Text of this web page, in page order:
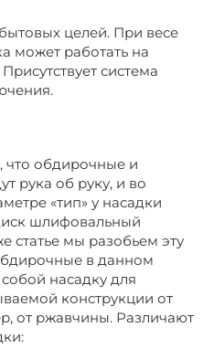
целей. При весе
может работать на
система
что обдирочные и
рука об руку, и во
«тип» у насадки
шлифовальный
статье мы разобьем эту
в данном
насадку для
конструкции от
от ржавчины. Различают